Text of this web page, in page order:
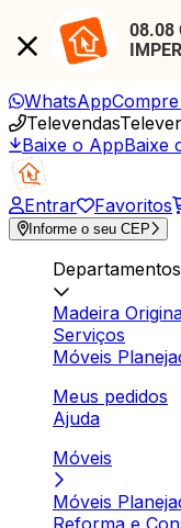
08.08
WhatsApp
Televendas
Baixe o AppBaixe
Entrar Favoritos
Informe o seu CEP
Departamentos
Madeira
Serviços
Móveis
Meus pedidos
Ajuda
Móveis
Móveis
Reforma e